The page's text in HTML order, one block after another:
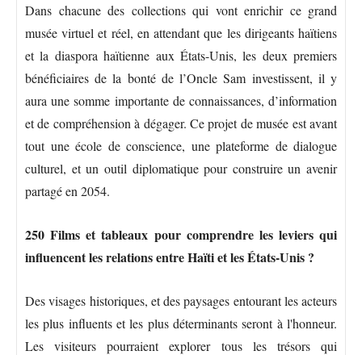
Dans chacune des collections qui vont enrichir ce grand
musée virtuel et réel, en attendant que les dirigeants haïtiens
et la diaspora haïtienne aux États-Unis, les deux premiers
bénéficiaires de la bonté de l’Oncle Sam investissent, il y
aura une somme importante de connaissances, d’information
et de compréhension à dégager. Ce projet de musée est avant
tout une école de conscience, une plateforme de dialogue
culturel, et un outil diplomatique pour construire un avenir
partagé en 2054.
250 Films et tableaux pour comprendre les leviers qui
influencent les relations entre Haïti et les États-Unis ?
Des visages historiques, et des paysages entourant les acteurs
les plus influents et les plus déterminants seront à l'honneur.
Les visiteurs pourraient explorer tous les trésors qui